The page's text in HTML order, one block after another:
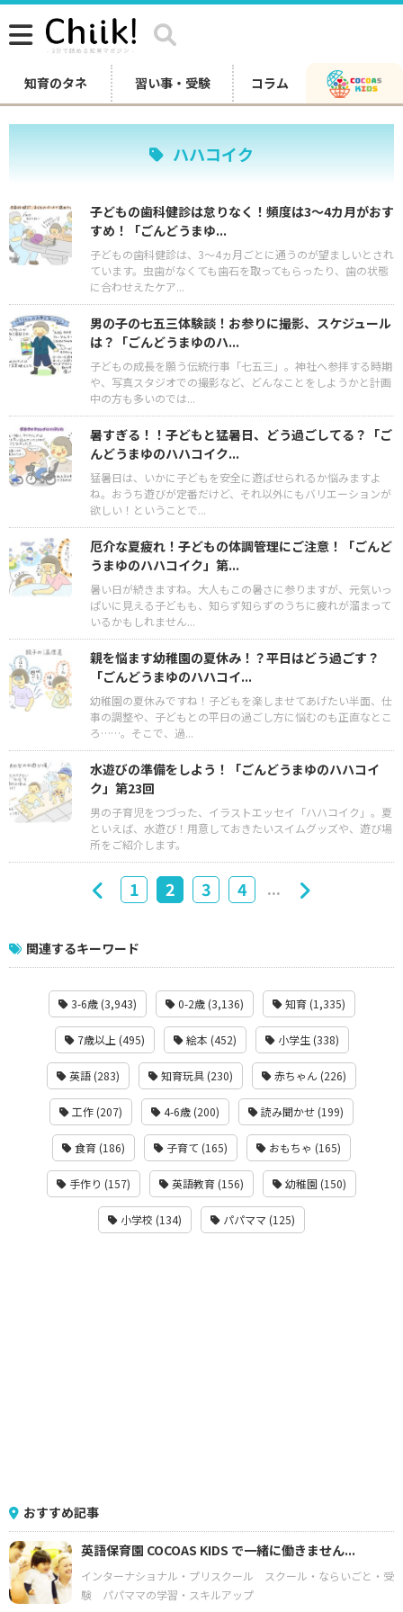
知育のタネ 習い事・受験 コラム
ハハコイク
子どもの歯科健診は怠りなく！頻度は3～4カ月がおす
すめ！「ごんどうまゆ...
子どもの歯科健診は、3～4ヵ月ごとに通うのが望ましいとされ
ています。虫歯がなくても歯石を取ってもらったり、歯の状態
に合わせえたケア...
男の子の七五三体験談！お参りに撮影、スケジュール
は？「ごんどうまゆのハ...
子どもの成長を願う伝統行事「七五三」。神社へ参拝する時期
や、写真スタジオでの撮影など、どんなことをしようかと計画
中の方も多いのでは...
暑すぎる！！子どもと猛暑日、どう過ごしてる？「ご
んどうまゆのハハコイク...
猛暑日は、いかに子どもを安全に遊ばせられるか悩みますよ
ね。おうち遊びが定番だけど、それ以外にもバリエーションが
欲しい！ということで...
厄介な夏疲れ！子どもの体調管理にご注意！「ごんど
うまゆのハハコイク」第...
暑い日が続きますね。大人もこの暑さに参りますが、元気いっ
ぱいに見える子どもも、知らず知らずのうちに疲れが溜まって
いるかもしれません...
親を悩ます幼稚園の夏休み！？平日はどう過ごす？
「ごんどうまゆのハハコイ...
幼稚園の夏休みですね！子どもを楽しませてあげたい半面、仕
事の調整や、子どもとの平日の過ごし方に悩むのも正直なとこ
ろ……。そこで、過...
水遊びの準備をしよう！「ごんどうまゆのハハコイ
ク」第23回
男の子育児をつづった、イラストエッセイ「ハハコイク」。夏
といえば、水遊び！用意しておきたいスイムグッズや、遊び場
所をご紹介します。
1 2 3 4 ...
関連するキーワード
3-6歳 (3,943) 0-2歳 (3,136) 知育 (1,335)
7歳以上 (495) 絵本 (452) 小学生 (338)
英語 (283) 知育玩具 (230) 赤ちゃん (226)
工作 (207) 4-6歳 (200) 読み聞かせ (199)
食育 (186) 子育て (165) おもちゃ (165)
手作り (157) 英語教育 (156) 幼稚園 (150)
小学校 (134) パパママ (125)
おすすめ記事
英語保育園 COCOAS KIDS で一緒に働きません...
インターナショナル・プリスクール
スクール・ならいごと・受
験
パパママの学習・スキルアップ